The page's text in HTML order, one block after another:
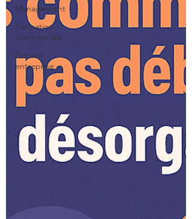
Management
Formation
commerciale
Conseil
entreprise